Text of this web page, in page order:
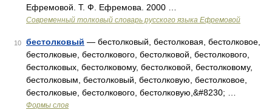
Ефремовой. Т. Ф. Ефремова. 2000 …
Современный толковый словарь русского языка Ефремовой
10 бестолковый — бестолковый, бестолковая, бестолковое,
бестолковые, бестолкового, бестолковой, бестолкового,
бестолковых, бестолковому, бестолковой, бестолковому,
бестолковым, бестолковый, бестолковую, бестолковое,
бестолковые, бестолкового, бестолковую,&#8230; …
Формы слов